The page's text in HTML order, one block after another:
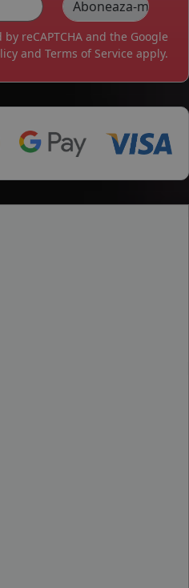
reCAPTCHA and the Google
and Terms of Service apply.